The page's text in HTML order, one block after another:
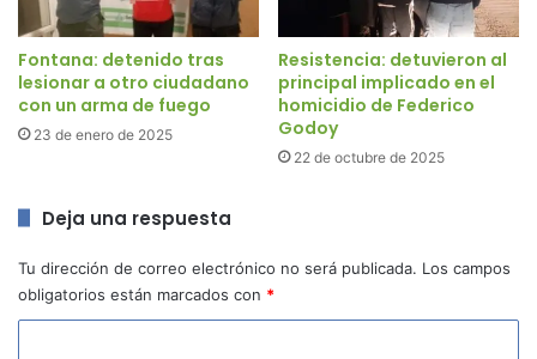
Fontana: detenido tras
lesionar a otro ciudadano
con un arma de fuego
23 de enero de 2025
Resistencia: detuvieron al
principal implicado en el
homicidio de Federico
Godoy
22 de octubre de 2025
Deja una respuesta
Tu dirección de correo electrónico no será publicada. Los campos
obligatorios están marcados con *